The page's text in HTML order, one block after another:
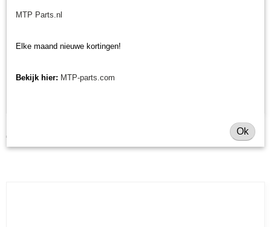
€ 5,38
MTP Parts.nl
Elke maand nieuwe kortingen!
Bekijk hier: MTP-parts.com
Ok